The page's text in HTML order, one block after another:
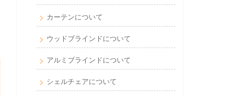
カーテンについて
ウッドブラインドについて
アルミブラインドについて
シェルチェアについて